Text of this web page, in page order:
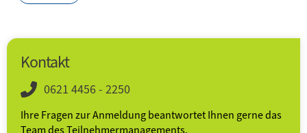
Kontakt
0621 4456 - 2250
Ihre Fragen zur Anmeldung beantwortet Ihnen gerne das
Team des Teilnehmer­­manage­ments.